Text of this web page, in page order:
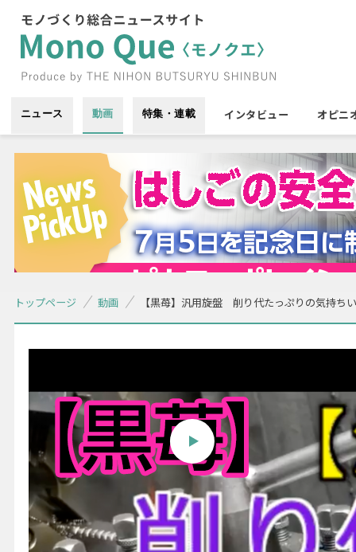
ニュース 動画 特集・連載 インタビュー オピニ
トップページ 動画 【黒苺】汎用旋盤 削り代たっぷりの気持